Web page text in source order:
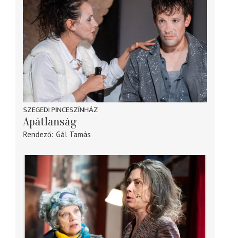
SZEGEDI PINCESZÍNHÁZ
Apátlanság
Rendező Gál Tamás